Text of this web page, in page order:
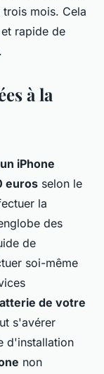
mois. Cela
rapide de
.
à la
iPhone
euros selon le
la
des
de
soi-même
de votre
s'avérer
d'installation
non